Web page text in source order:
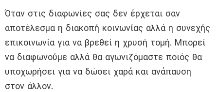
Όταν στις διαφωνίες σας δεν έρχεται σαν
αποτέλεσμα η διακοπή κοινωνίας αλλά η συνεχής
επικοινωνία για να βρεθεί η χρυσή τομή. Μπορεί
να διαφωνούμε αλλά θα αγωνιζόμαστε ποιός θα
υποχωρήσει για να δώσει χαρά και ανάπαυση
στον άλλον.